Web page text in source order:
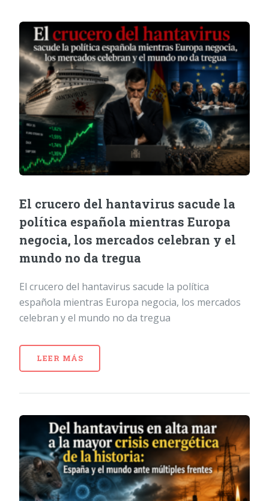
El crucero del hantavirus sacude la
política española mientras Europa
negocia, los mercados celebran y el
mundo no da tregua
El crucero del hantavirus sacude la política
española mientras Europa negocia, los mercados
celebran y el mundo no da tregua
LEER MÁS